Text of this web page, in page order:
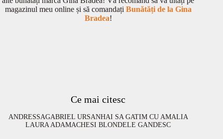
magazinul meu online și să comandați Bunătăți de la Gina
Bradea!
Ce mai citesc
ANDRESSAGABRIEL URSANHAI SA GATIM CU AMALIA
LAURA ADAMACHESI BLONDELE GANDESC